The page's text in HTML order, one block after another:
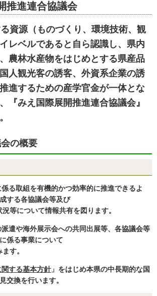
推進連合協議会
資源（ものづくり、環境技術、観
レベルであると自ら認識し、県内
農林水産物をはじめとする県産品
人観光客の誘客、外資系企業の誘
進するための産学官金が一体とな
『みえ国際展開推進連合協議会』
の概要
る取組を有機的かつ効率的に推進できるよ
する各協議会等及び
等について情報共有を図ります。
遣や海外展示会への共同出展等、各協議会等
係る事業について
す。
する基本方針 」をはじめ本県の中長期的な国
交換を行います。